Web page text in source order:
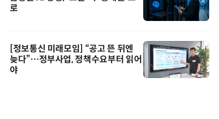
로
[정보통신 미래모임] “공고 뜬 뒤엔
늦다”…정부사업, 정책수요부터 읽어
야